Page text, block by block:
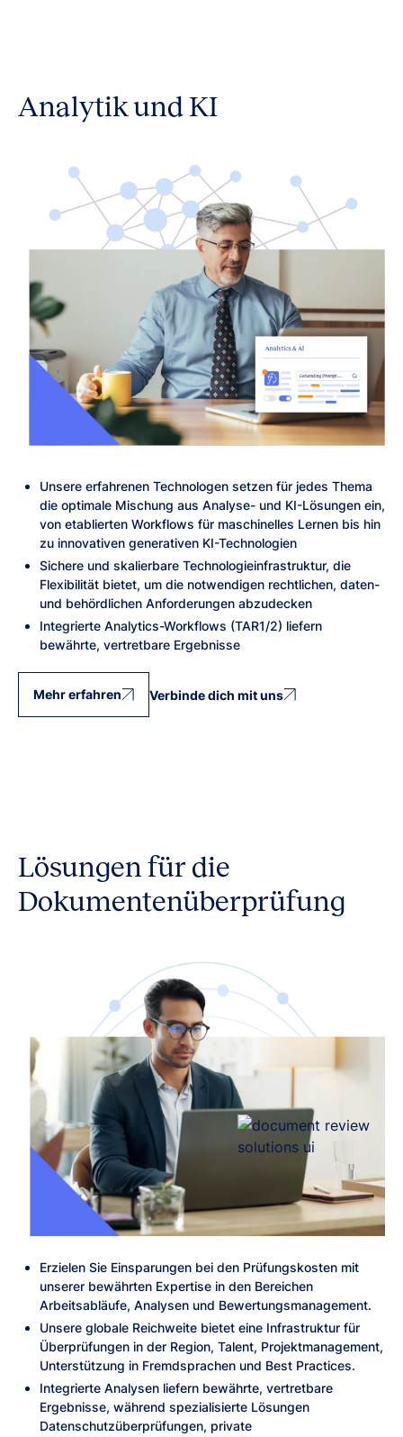
Analytik und KI
Unsere erfahrenen Technologen setzen für jedes Thema
die optimale Mischung aus Analyse- und KI-Lösungen ein,
von etablierten Workflows für maschinelles Lernen bis hin
zu innovativen generativen KI-Technologien
Sichere und skalierbare Technologieinfrastruktur, die
Flexibilität bietet, um die notwendigen rechtlichen, daten-
und behördlichen Anforderungen abzudecken
Integrierte Analytics-Workflows (TAR1/2) liefern
bewährte, vertretbare Ergebnisse
Mehr erfahren Verbinde dich mit uns
Lösungen für die
Dokumentenüberprüfung
Erzielen Sie Einsparungen bei den Prüfungskosten mit
unserer bewährten Expertise in den Bereichen
Arbeitsabläufe, Analysen und Bewertungsmanagement.
Unsere globale Reichweite bietet eine Infrastruktur für
Überprüfungen in der Region, Talent, Projektmanagement,
Unterstützung in Fremdsprachen und Best Practices.
Integrierte Analysen liefern bewährte, vertretbare
Ergebnisse, während spezialisierte Lösungen
Datenschutzüberprüfungen, private